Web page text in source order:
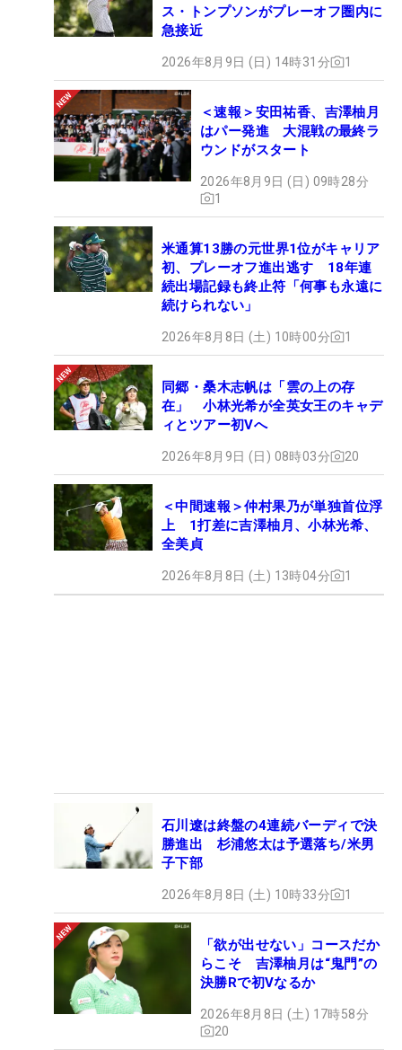
ス・トンプソンがプレーオフ圏内に
急接近
2026年8月9日 (日) 14時31分 1
＜速報＞安田祐香、吉澤柚月
はパー発進 大混戦の最終ラ
ウンドがスタート
2026年8月9日 (日) 09時28分
1
米通算13勝の元世界1位がキャリア
初、プレーオフ進出逃す 18年連
続出場記録も終止符「何事も永遠に
続けられない」
2026年8月8日 (土) 10時00分 1
同郷・桑木志帆は「雲の上の存
在」 小林光希が全英女王のキャデ
ィとツアー初Vへ
2026年8月9日 (日) 08時03分 20
＜中間速報＞仲村果乃が単独首位浮
上 1打差に吉澤柚月、小林光希、
全美貞
2026年8月8日 (土) 13時04分 1
石川遼は終盤の4連続バーディで決
勝進出 杉浦悠太は予選落ち/米男
子下部
2026年8月8日 (土) 10時33分 1
「欲が出せない」コースだか
らこそ 吉澤柚月は“鬼門”の
決勝Rで初Vなるか
2026年8月8日 (土) 17時58分
20